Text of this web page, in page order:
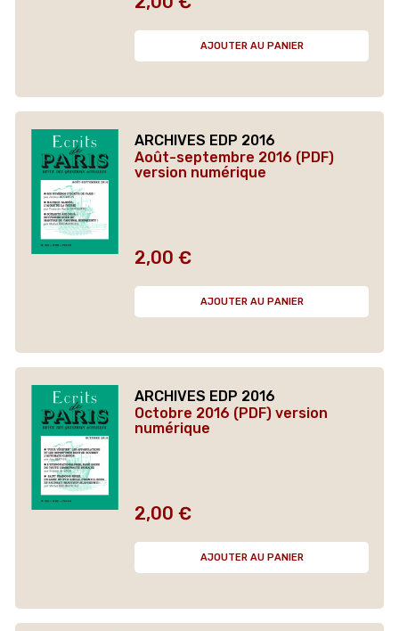
AJOUTER AU PANIER
ARCHIVES EDP 2016
Août-septembre 2016 (PDF)
version numérique
Prix
2,00 €
AJOUTER AU PANIER
ARCHIVES EDP 2016
Octobre 2016 (PDF) version
numérique
Prix
2,00 €
AJOUTER AU PANIER